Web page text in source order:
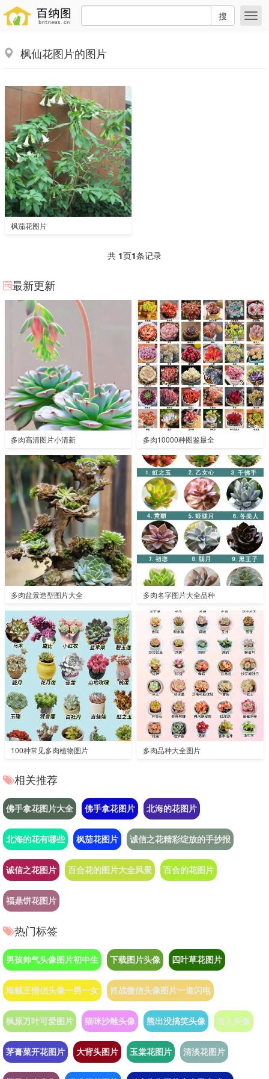
搜
枫仙花图片的图片
枫茄花图片
共 1页1条记录
最新更新
多肉高清图片小清新 多肉10000种图鉴最全
多肉盆景造型图片大全 多肉名字图片大全品种
100种常见多肉植物图片 多肉品种大全图片
相关推荐
佛手拿花图片大全 佛手拿花图片 北海的花图片
北海的花有哪些 枫茄花图片 诚信之花精彩绽放的手抄报
诚信之花图片 百合花的图片大全风景 百合的花图片
福鼎饼花图片
热门标签
男孩帅气头像图片初中生 下载图片头像 四叶草花图片
海贼王情侣头像一男一女 肖战微信头像图片一道闪电
枫原万叶可爱图片 猫咪沙雕头像 熊出没搞笑头像 名人头像
茅膏菜开花图片 大背头图片 玉棠花图片 清淡花图片